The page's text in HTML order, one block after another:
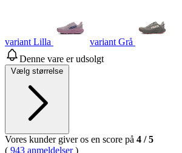
variant Lilla
variant Grå
Denne vare er udsolgt
Vælg størrelse
Vores kunder giver os en score på 4 /5
( 943 anmeldelser)